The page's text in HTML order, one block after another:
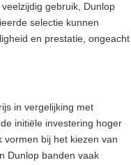
gebruik, Dunlop
selectie kunnen
en prestatie, ongeacht
in vergelijking met
initiële investering hoger
vormen bij het kiezen van
Dunlop banden vaak